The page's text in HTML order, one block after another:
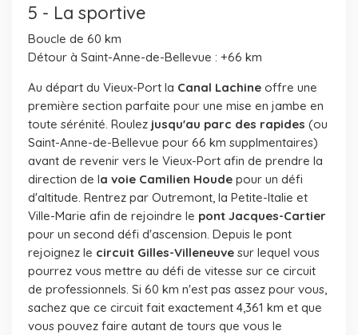
5 - La sportive
Boucle de 60 km
Détour à Saint-Anne-de-Bellevue : +66 km
Au départ du Vieux-Port la Canal Lachine offre une
première section parfaite pour une mise en jambe en
toute sérénité. Roulez jusqu'au parc des rapides (ou
Saint-Anne-de-Bellevue pour 66 km supplmentaires)
avant de revenir vers le Vieux-Port afin de prendre la
direction de la voie Camilien Houde pour un défi
d'altitude. Rentrez par Outremont, la Petite-Italie et
Ville-Marie afin de rejoindre le pont Jacques-Cartier
pour un second défi d'ascension. Depuis le pont
rejoignez le circuit Gilles-Villeneuve sur lequel vous
pourrez vous mettre au défi de vitesse sur ce circuit
de professionnels. Si 60 km n'est pas assez pour vous,
sachez que ce circuit fait exactement 4,361 km et que
vous pouvez faire autant de tours que vous le